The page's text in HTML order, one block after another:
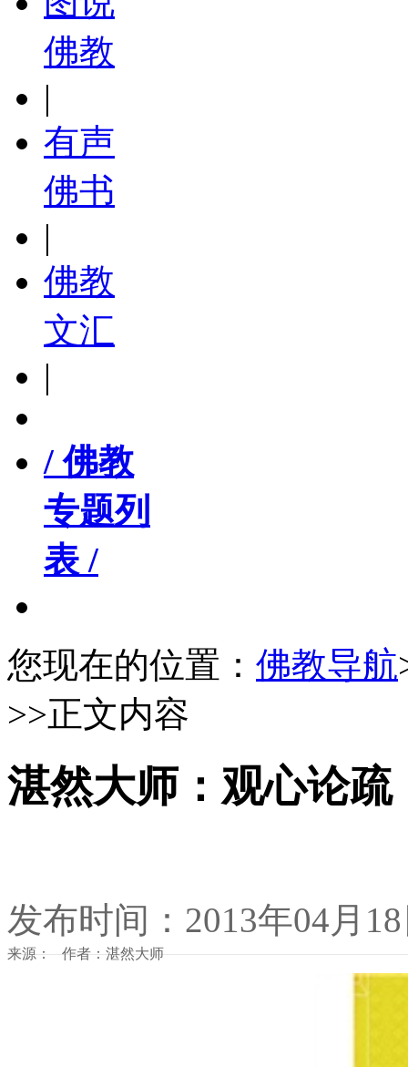
佛教
|
有声
佛书
|
佛教
文汇
|
/ 佛教
专题列
表 /
您现在的位置： 佛教导航
>>正文内容
湛然大师：观心论疏
发布时间：2013年04月
来源： 作者：湛然大师